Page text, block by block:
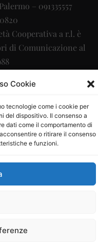
Cookie
tecnologie come i cookie per
del dispositivo. Il consenso a
dati come il comportamento di
o ritirare il consenso
e funzioni.
– 091335557
Cooperativa a r.l. è
di Comunicazione al
–info@ladigitale.it